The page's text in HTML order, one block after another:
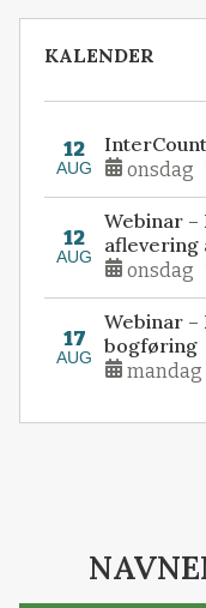
KALENDER
12
AUG onsdag
12
AUG
Webinar
aflevering
onsdag
17
AUG
Webinar –
bogføring
mandag